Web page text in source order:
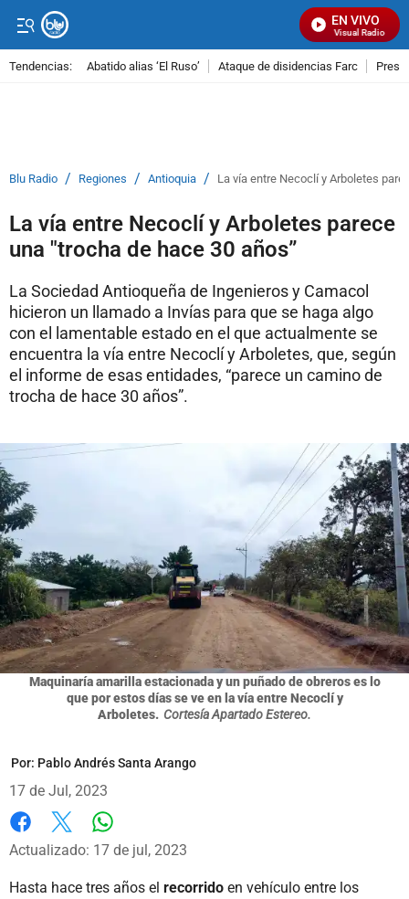
EN VIVO
Señal Visual Radio
Tendencias: Abatido alias ‘El Ruso’ Ataque de disidencias Farc
Blu Radio / Regiones / Antioquia / La vía entre Necoclí y Arboletes
La vía entre Necoclí y Arboletes parece
una "trocha de hace 30 años”
La Sociedad Antioqueña de Ingenieros y Camacol
hicieron un llamado a Invías para que se haga algo
con el lamentable estado en el que actualmente se
encuentra la vía entre Necoclí y Arboletes, que, según
el informe de esas entidades, “parece un camino de
trocha de hace 30 años”.
Maquinaría amarilla estacionada y un puñado de obreros es lo
que por estos días se ve en la vía entre Necoclí y
Arboletes. Cortesía Apartado Estereo.
Por: Pablo Andrés Santa Arango
17 de Jul, 2023
Facebook
X
Actualizado: 17 de jul, 2023
Hasta hace tres años el recorrido en vehículo entre los